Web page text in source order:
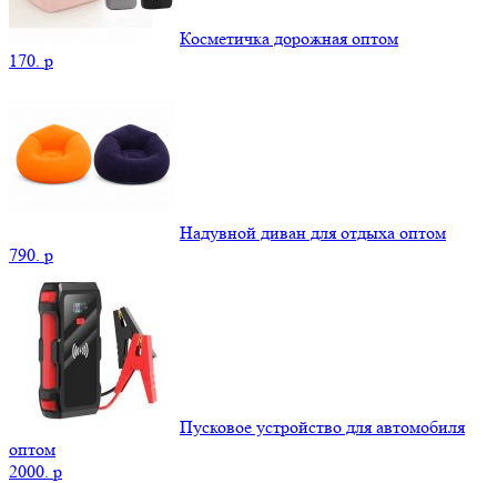
Косметичка дорожная оптом
170. p
Надувной диван для отдыха оптом
790. p
Пусковое устройство для автомобиля
оптом
2000. p